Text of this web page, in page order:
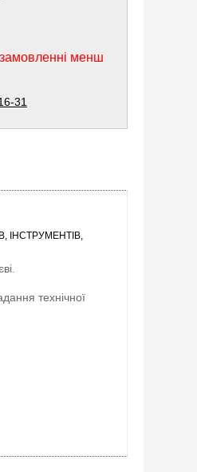
менш
31
ІНСТРУМЕНТІВ,
технічної